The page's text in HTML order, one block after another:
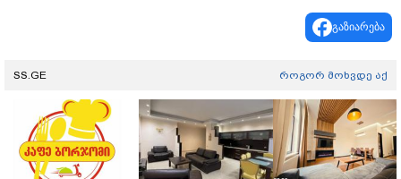
Video
გაზიარება
SS.GE როგორ მოხვდე აქ